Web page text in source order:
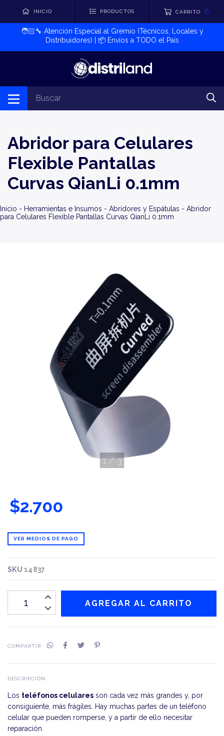
INICIO PRODUCTOS CARRITO 0
🧑🏻‍🔧​ Atención Especial al Gremio (Técnicos, Locales y
Distribuidores) | 📦​ Envíos a TODO el País
Abridor para Celulares
Flexible Pantallas
Curvas QianLi 0.1mm
Inicio - Herramientas e Insumos - Abridores y Espátulas - Abridor
para Celulares Flexible Pantallas Curvas QianLi 0.1mm
1/3
$2.700
VER MEDIOS DE PAGO
SKU14837
COMPARTIR
DESCRIPCIÓN
Los teléfonos celulares son cada vez más grandes y, por
consiguiente, más frágiles. Hay muchas partes de un teléfono
celular que pueden romperse, y a partir de ello necesitar
reparación.